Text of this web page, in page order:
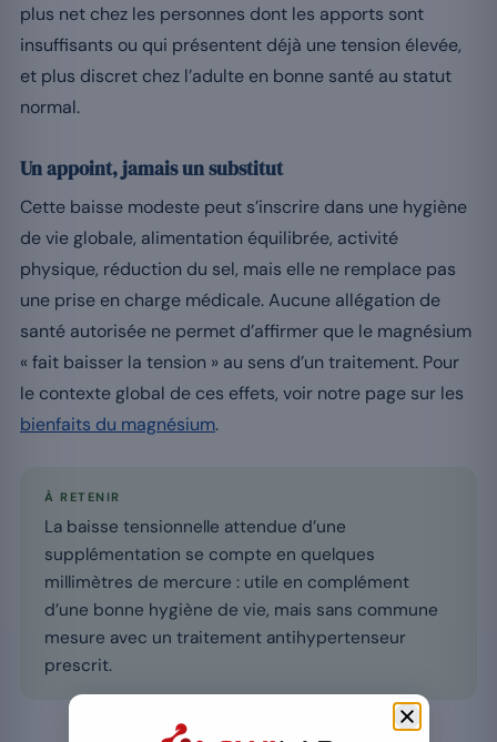
plus net chez les personnes dont les apports sont
insuffisants ou qui présentent déjà une tension élevée,
et plus discret chez l’adulte en bonne santé au statut
normal.
Un appoint, jamais un substitut
Cette baisse modeste peut s’inscrire dans une hygiène
de vie globale, alimentation équilibrée, activité
physique, réduction du sel, mais elle ne remplace pas
une prise en charge médicale. Aucune allégation de
santé autorisée ne permet d’affirmer que le magnésium
« fait baisser la tension » au sens d’un traitement. Pour
le contexte global de ces effets, voir notre page sur les
bienfaits du magnésium.
À RETENIR
La baisse tensionnelle attendue d’une
supplémentation se compte en quelques
millimètres de mercure : utile en complément
d’une bonne hygiène de vie, mais sans commune
mesure avec un traitement antihypertenseur
prescrit.